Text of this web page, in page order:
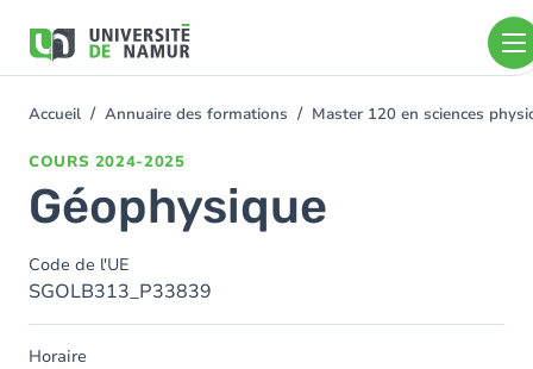
contenu
You
Accueil Annuaire des formations Master 120 en sciences
COURS 2024-2025
Géophysique
Code de l'UE
SGOLB313_P33839
Horaire